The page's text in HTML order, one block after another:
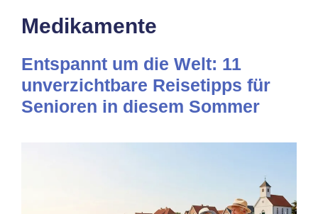
Medikamente
Entspannt um die Welt: 11
unverzichtbare Reisetipps für
Senioren in diesem Sommer